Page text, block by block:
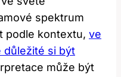
spektrum
podle kontextu, ve
důležité si být
může být